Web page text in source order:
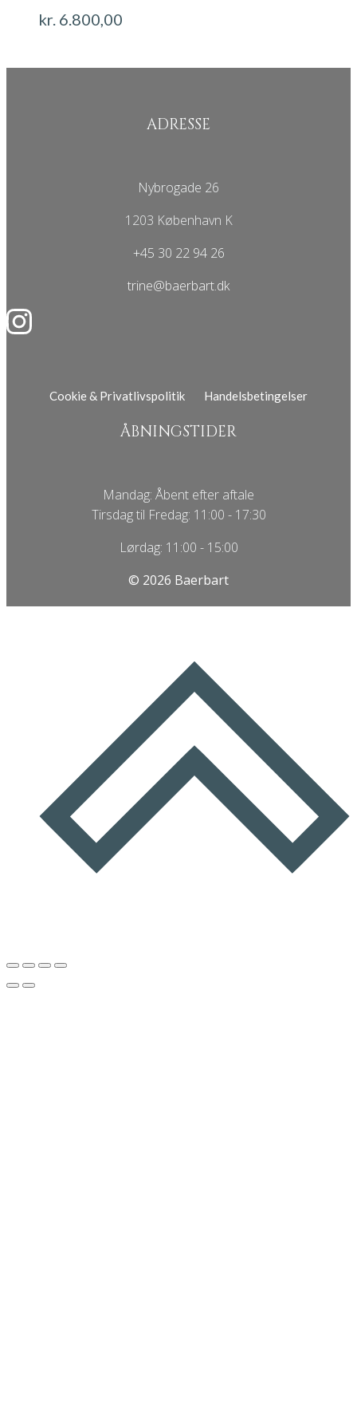
kr. 6.800,00
ADRESSE
Nybrogade 26
1203 København K
+45 30 22 94 26
trine@baerbart.dk
Cookie & Privatlivspolitik Handelsbetingelser
ÅBNINGSTIDER
Mandag: Åbent efter aftale
Tirsdag til Fredag: 11:00 - 17:30
Lørdag: 11:00 - 15:00
© 2026 Baerbart